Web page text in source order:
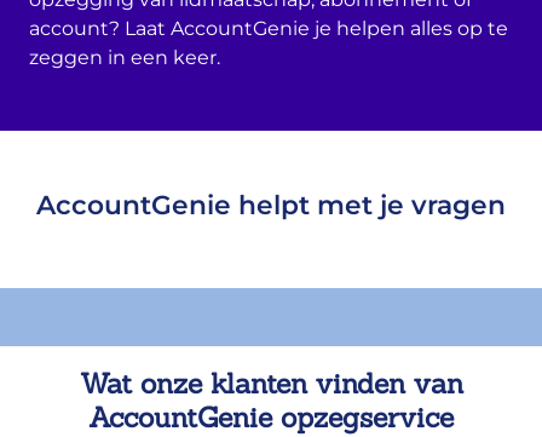
account? Laat AccountGenie je helpen alles op te
zeggen in een keer.
AccountGenie helpt met je vragen
Wat onze klanten vinden van
AccountGenie opzegservice